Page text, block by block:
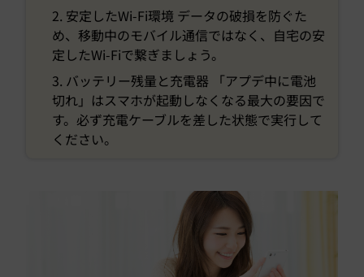
2. 安定したWi-Fi環境 データの破損を防ぐた
め、移動中のモバイル通信ではなく、自宅の安
定したWi-Fiで繋ぎましょう。
3. バッテリー残量と充電器 「アプデ中に電池
切れ」はスマホが起動しなくなる最大の要因で
す。必ず充電ケーブルを差した状態で実行して
ください。